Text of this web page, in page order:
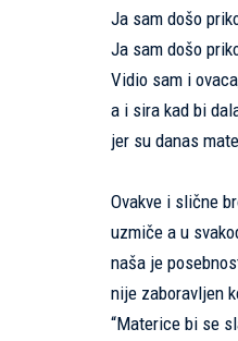
Ja sam došo
Ja sam došo
Vidio sam i
a i sira kad bi
jer su danas
Ovakve i slične
uzmiče a u
naša je
nije zaboravljen
“Materice bi se